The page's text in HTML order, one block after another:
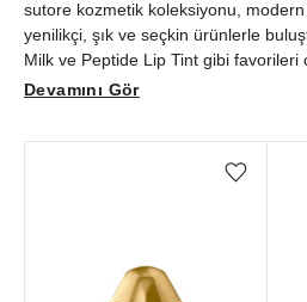
sutore kozmetik koleksiyonu, modern
yenilikçi, şık ve seçkin ürünlerle
Milk ve Peptide Lip Tint gibi favorileri
katarken, REFY
kazandırıyor. Özenle seçilmiş
rafine bir estetikle bir araya getiren
Devamını Gör
Favorilere ekle/çıkar